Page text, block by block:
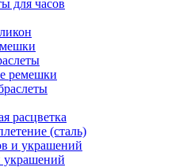
для часов
ремешки
расцветка
(сталь)
и украшений
украшений